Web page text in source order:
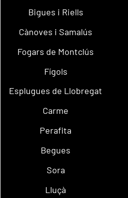
Bigues i Riells
Cànoves i Samalús
Fogars de Montclús
Fígols
Esplugues de Llobregat
Carme
Perafita
Begues
Sora
Lluçà